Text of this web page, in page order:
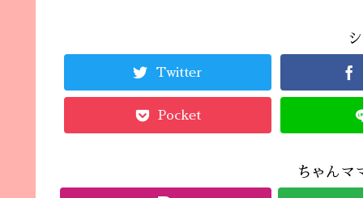
Twitter
Pocket
ちゃんマ